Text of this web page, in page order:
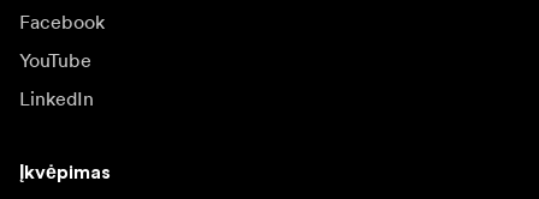
Facebook
YouTube
LinkedIn
Įkvėpimas